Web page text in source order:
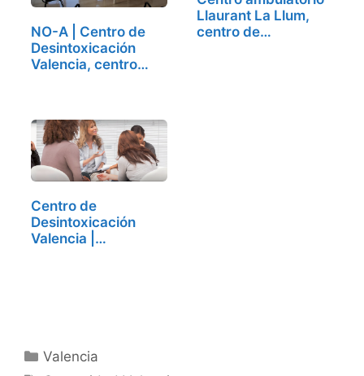
NO-A | Centro de
Desintoxicación
Valencia, centro
Llaurant La Llum,
centro de…
Centro de
Desintoxicación
Valencia |
Categorías
Valencia